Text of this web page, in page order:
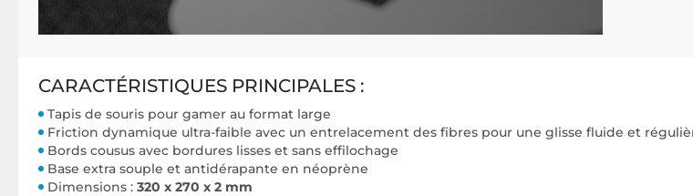
CARACTÉRISTIQUES PRINCIPALES :
Tapis de souris pour gamer au format large
Friction dynamique ultra-faible avec un entrelacement des fibres pour une glisse fluide et
Bords cousus avec bordures lisses et sans effilochage
Base extra souple et antidérapante en néoprène
Dimensions : 320 x 270 x 2 mm